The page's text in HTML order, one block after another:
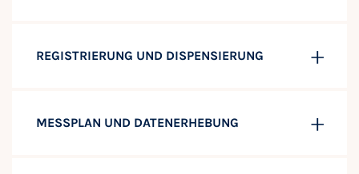
REGISTRIERUNG UND DISPENSIERUNG
MESSPLAN UND DATENERHEBUNG